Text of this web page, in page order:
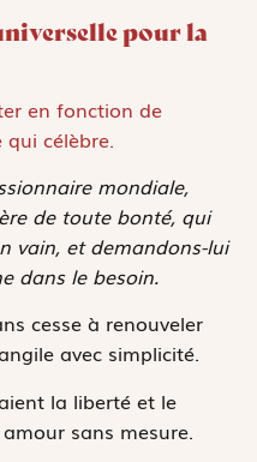
pour la
en fonction de
qui célèbre.
mondiale,
de toute bonté, qui
vain, et demandons-lui
dans le besoin.
cesse à renouveler
avec simplicité.
la liberté et le
sans mesure.